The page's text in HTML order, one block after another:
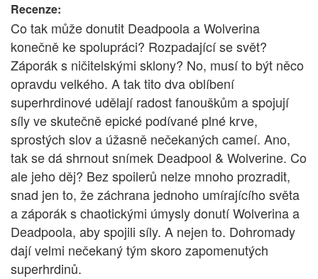
Recenze:
Co tak může donutit Deadpoola a Wolverina
konečně ke spolupráci? Rozpadající se svět?
Záporák s ničitelskými sklony? No, musí to být něco
opravdu velkého. A tak tito dva oblíbení
superhrdinové udělají radost fanouškům a spojují
síly ve skutečně epické podívané plné krve,
sprostých slov a úžasně nečekaných cameí. Ano,
tak se dá shrnout snímek Deadpool & Wolverine. Co
ale jeho děj? Bez spoilerů nelze mnoho prozradit,
snad jen to, že záchrana jednoho umírajícího světa
a záporák s chaotickými úmysly donutí Wolverina a
Deadpoola, aby spojili síly. A nejen to. Dohromady
dají velmi nečekaný tým skoro zapomenutých
superhrdinů.